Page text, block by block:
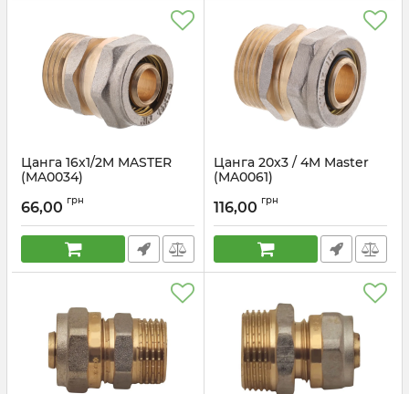
Цанга 16x1/2M MASTER
(MA0034)
66,00 грн
Цанга 20x3 / 4M Master
(MA0061)
116,00 грн